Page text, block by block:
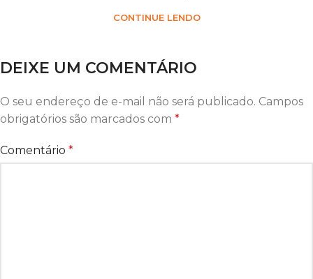
CONTINUE LENDO
DEIXE UM COMENTÁRIO
O seu endereço de e-mail não será publicado. Campos
obrigatórios são marcados com *
Comentário *